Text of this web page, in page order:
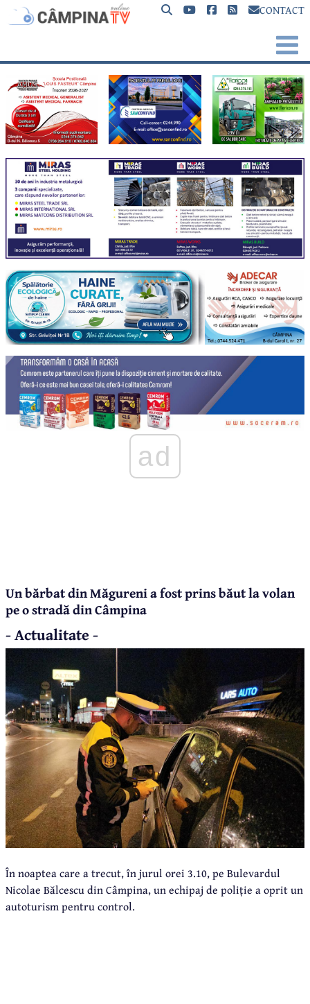
CONTACT
ad
Un bărbat din Măgureni a fost prins băut la volan
pe o stradă din Câmpina
- Actualitate -
În noaptea care a trecut, în jurul orei 3.10, pe Bulevardul
Nicolae Bălcescu din Câmpina, un echipaj de poliție a oprit un
autoturism pentru control.